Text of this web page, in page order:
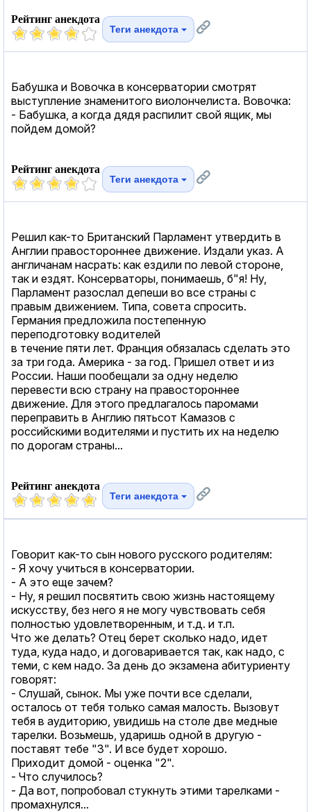
Рейтинг анекдота
Теги анекдота
Бабушка и Вовочка в консерватории смотрят
выступление знаменитого виолончелиста. Вовочка:
- Бабушка, а когда дядя распилит свой ящик, мы
пойдем домой?
Рейтинг анекдота
Теги анекдота
Решил как-то Британский Парламент утвердить в
Англии правостороннее движение. Издали указ. А
англичанам насрать: как ездили по левой стороне,
так и ездят. Консерваторы, понимаешь, б"я! Ну,
Парламент разослал депеши во все страны с
правым движением. Типа, совета спросить.
Германия предложила постепенную
переподготовку водителей
в течение пяти лет. Франция обязалась сделать это
за три года. Америка - за год. Пришел ответ и из
России. Наши пообещали за одну неделю
перевести всю страну на правостороннее
движение. Для этого предлагалось паромами
переправить в Англию пятьсот Камазов с
российскими водителями и пустить их на неделю
по дорогам страны...
Рейтинг анекдота
Теги анекдота
Говорит как-то сын нового русского родителям:
- Я хочу учиться в консерватории.
- А это еще зачем?
- Hу, я решил посвятить свою жизнь настоящему
искусству, без него я не могу чувствовать себя
полностью удовлетворенным, и т.д. и т.п.
Что же делать? Отец берет сколько надо, идет
туда, куда надо, и договаривается так, как надо, с
теми, с кем надо. За день до экзамена абитуриенту
говорят:
- Слушай, сынок. Мы уже почти все сделали,
осталось от тебя только самая малость. Вызовут
тебя в аудиторию, увидишь на столе две медные
тарелки. Возьмешь, ударишь одной в другую -
поставят тебе "3". И все будет хорошо.
Приходит домой - оценка "2".
- Что случилось?
- Да вот, попробовал стукнуть этими тарелками -
промахнулся...